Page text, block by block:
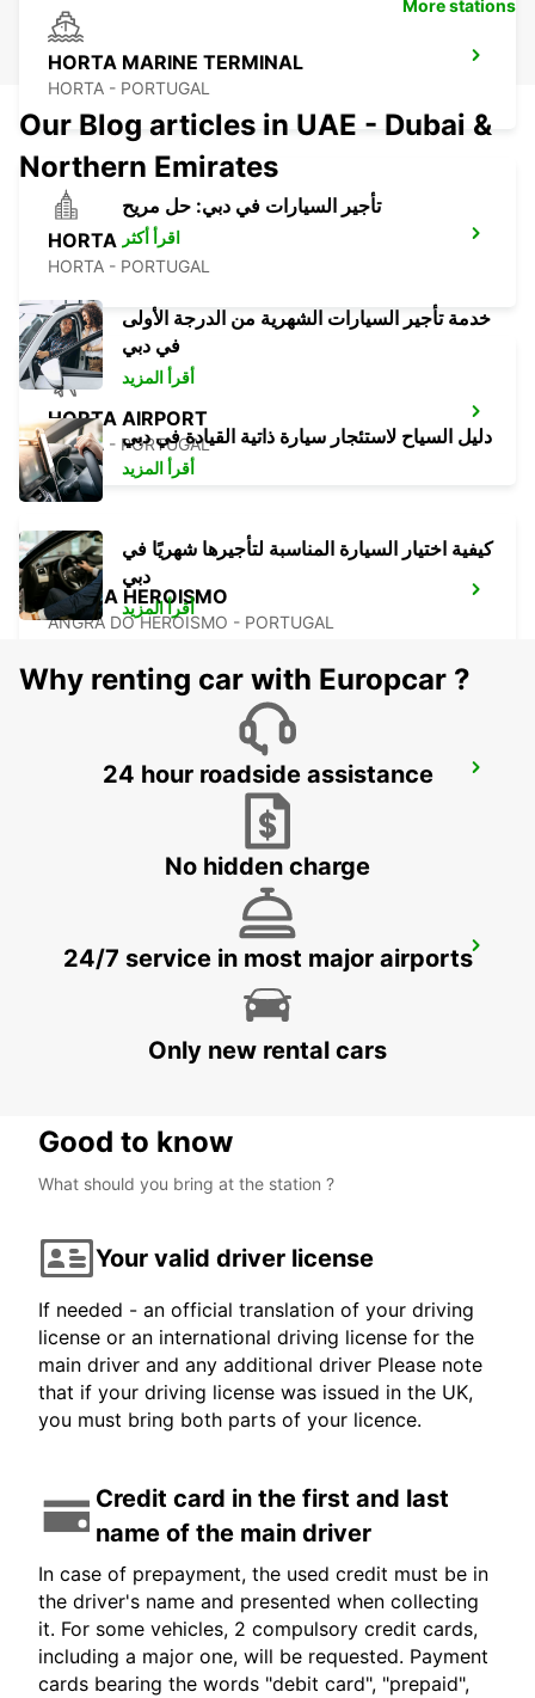
HORTA MARINE TERMINAL
HORTA - PORTUGAL
HORTA
HORTA - PORTUGAL
HORTA AIRPORT
HORTA - PORTUGAL
ANGRA HEROISMO
ANGRA DO HEROISMO - PORTUGAL
ANGRA HEROISMO AIRPORT
PONTA DELGADA AIRPORT
More stations
Our Blog articles in UAE - Dubai &
Northern Emirates
تأجير السيارات في دبي: حل مريح
اقرأ أكثر
خدمة تأجير السيارات الشهرية من الدرجة الأولى
في دبي
أقرأ المزيد
دليل السياح لاستئجار سيارة ذاتية القيادة في دبي
أقرأ المزيد
كيفية اختيار السيارة المناسبة لتأجيرها شهريًا في
دبي
أقرأ المزيد
Why renting car with Europcar ?
24 hour roadside assistance
No hidden charge
24/7 service in most major airports
Only new rental cars
Good to know
What should you bring at the station ?
Your valid driver license
If needed - an official translation of your driving
license or an international driving license for the
main driver and any additional driver Please note
that if your driving license was issued in the UK,
you must bring both parts of your licence.
Credit card in the first and last
name of the main driver
In case of prepayment, the used credit must be in
the driver's name and presented when collecting
it. For some vehicles, 2 compulsory credit cards,
including a major one, will be requested. Payment
cards bearing the words "debit card", "prepaid",